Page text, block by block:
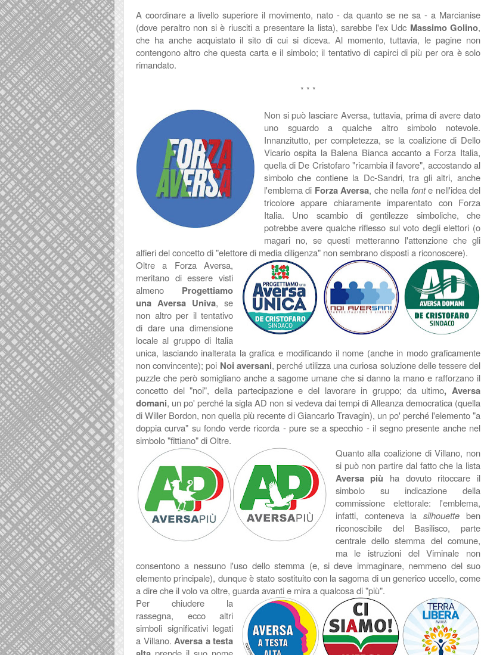
A coordinare a livello superiore il movimento, nato - da quanto se ne sa - a Marcianise
(dove peraltro non si è riusciti a presentare la lista), sarebbe l'ex Udc Massimo Golino,
che ha anche acquistato il sito di cui si diceva. Al momento, tuttavia, le pagine non
contengono altro che questa carta e il simbolo; il tentativo di capirci di più per ora è solo
rimandato.
* * *
Non si può lasciare Aversa, tuttavia, prima di avere dato
uno sguardo a qualche altro simbolo notevole.
Innanzitutto, per completezza, se la coalizione di Dello
Vicario ospita la Balena Bianca accanto a Forza Italia,
quella di De Cristofaro "ricambia il favore", accostando al
simbolo che contiene la Dc-Sandri, tra gli altri, anche
l'emblema di Forza Aversa, che nella fonte nell'idea del
tricolore appare chiaramente imparentato con Forza
Italia. Uno scambio di gentilezze simboliche, che
potrebbe avere qualche riflesso sul voto degli elettori (o
magari no, se questi metteranno l'attenzione che gli
alfieri del concetto di "elettore di media diligenza" non sembrano disposti a riconoscere).
Oltre a Forza Aversa,
meritano di essere visti
almeno Progettiamo
una Aversa Univa, se
non altro per il tentativo
di dare una dimensione
locale al gruppo di Italia
unica, lasciando inalterata la grafica e modificando il nome (anche in modo graficamente
non convincente); poi Noi aversani, perché utilizza una curiosa soluzione delle tessere del
puzzle che però somigliano anche a sagome umane che si danno la mano e rafforzano il
concetto del "noi", della partecipazione e del lavorare in gruppo; da ultimo, Aversa
domani, un po' perché la sigla AD non si vedeva dai tempi di Alleanza democratica (quella
di Willer Bordon, non quella più recente di Giancarlo Travagin), un po' perché l'elemento "a
doppia curva" su fondo verde ricorda - pure se a specchio - il segno presente anche nel
simbolo "fittiano" di Oltre.
Quanto alla coalizione di Villano, non
si può non partire dal fatto che la lista
Aversa più ha dovuto ritoccare il
simbolo su indicazione della
commissione elettorale: l'emblema,
infatti, conteneva lasilhouetteben
riconoscibile del Basilisco, parte
centrale dello stemma del comune,
ma le istruzioni del Viminale non
consentono a nessuno l'uso dello stemma (e, si deve immaginare, nemmeno del suo
elemento principale), dunque è stato sostituito con la sagoma di un generico uccello, come
a dire che il volo va oltre, guarda avanti e mira a qualcosa di "più".
Per chiudere la
rassegna, ecco altri
simboli significativi legati
a Villano. Aversa a testa